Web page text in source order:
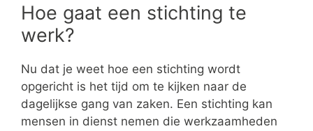
Hoe gaat een stichting te
werk?
Nu dat je weet hoe een stichting wordt
opgericht is het tijd om te kijken naar de
dagelijkse gang van zaken. Een stichting kan
mensen in dienst nemen die werkzaamheden